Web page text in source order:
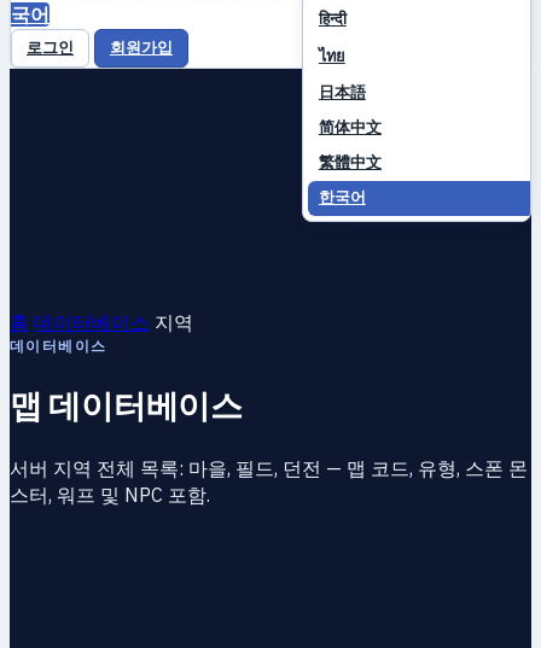
हिन्दी
ไทย
日本語
简体中文
繁體中文
한국어
국어
로그인 회원가입
홈 데이터베이스 지역
데이터베이스
맵 데이터베이스
서버 지역 전체 목록: 마을, 필드, 던전 — 맵 코드, 유형, 스폰 몬
스터, 워프 및 NPC 포함.